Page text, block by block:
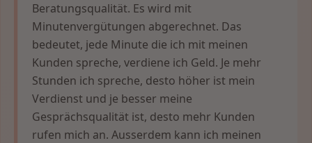
Beratungsqualität. Es wird mit
Minutenvergütungen abgerechnet. Das
bedeutet, jede Minute die ich mit meinen
Kunden spreche, verdiene ich Geld. Je mehr
Stunden ich spreche, desto höher ist mein
Verdienst und je besser meine
Gesprächsqualität ist, desto mehr Kunden
rufen mich an. Ausserdem kann ich meinen